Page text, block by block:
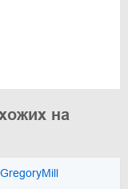
на
GregoryMill